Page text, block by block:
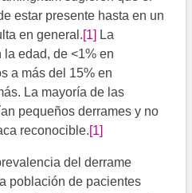
estar presente hasta en un
en general.[1] La
edad, de <1% en
a más del 15% en
La mayoría de las
pequeños derrames y no
reconocible.[1]
del derrame
población de pacientes